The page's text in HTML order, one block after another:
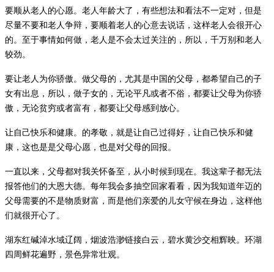
要顺从老人的心愿。老人年龄大了，有些想法和看法不一定对，但是
尽量不要和老人争辩，要顺着老人的心意去说话，这样老人会很开心
的。至于事情如何做，老人是不会太过关注的，所以，千万别和老人
较劲。
要让老人为你骄傲。做父母的，尤其是中国的父母，都希望自己的子
女有出息，所以，做子女的，无论平凡或者不俗，都要让父母为你骄
傲，无论贫穷或者富有，都要让父母感到放心。
让自己快乐和健康。的孝敬，就是让自己过得好，让自己快乐和健
康，这也是是父母心愿，也是对父母的回报。
一直以来，父母都对我关怀备至，从小时候到现在。我这辈子都无法
报答他们的大恩大德。每年我会多抽空回家看看，因为我知道年迈的
父母需要的不是物质财富，而是他们亲爱的儿女守候在身边，这样他
们就很开心了。
湖东红碱淖水域辽阔，烟波浩渺链接白云，碧水黄沙交相辉映。环湖
四周鲜花遍野，景色异常壮观。